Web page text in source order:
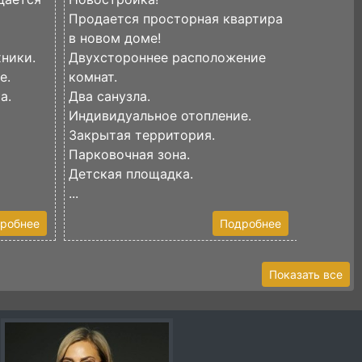
Продается просторная квартира
в новом доме!
Двухстороннее расположение
комнат.
Два санузла.
Индивидуальное отопление.
Закрытая территория.
Парковочная зона.
Детская площадка.
...
Подробнее
Показать все